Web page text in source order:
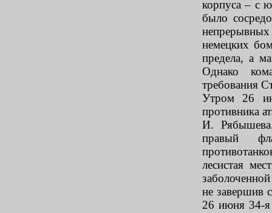
корпуса – с
было
немецких
предела, а
Однако
требования
Утром 26
противника
И.
правый
лесистая
не завершив
26 июня 34-я